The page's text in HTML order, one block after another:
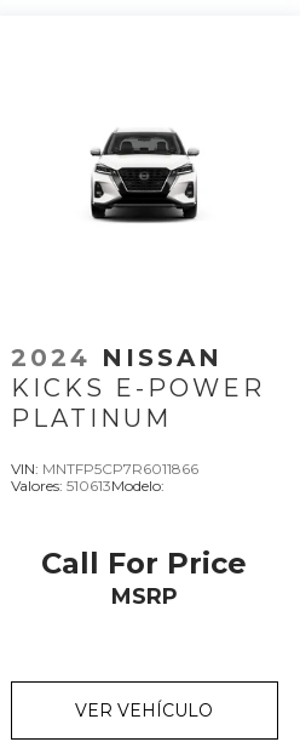
2024 NISSAN
KICKS E-POWER
PLATINUM
VIN: MNTFP5CP7R6011866
Valores:510613Modelo:
Call For Price
MSRP
VER VEHÍCULO